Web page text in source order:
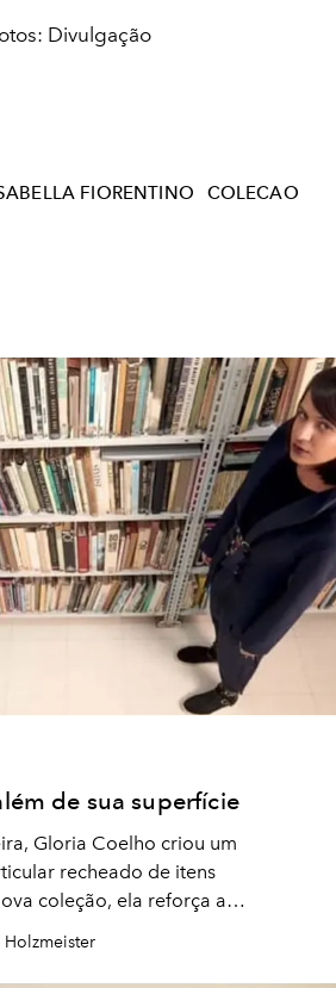
Divulgação
FIORENTINO COLECAO
de sua superfície
Gloria Coelho criou um
recheado de itens
coleção, ela reforça a
ambiente com uma dose de